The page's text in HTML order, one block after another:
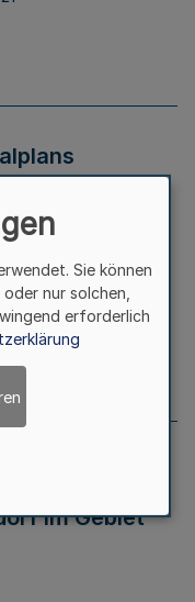
für den
im Gebiet
Sie können
nur solchen,
erforderlich